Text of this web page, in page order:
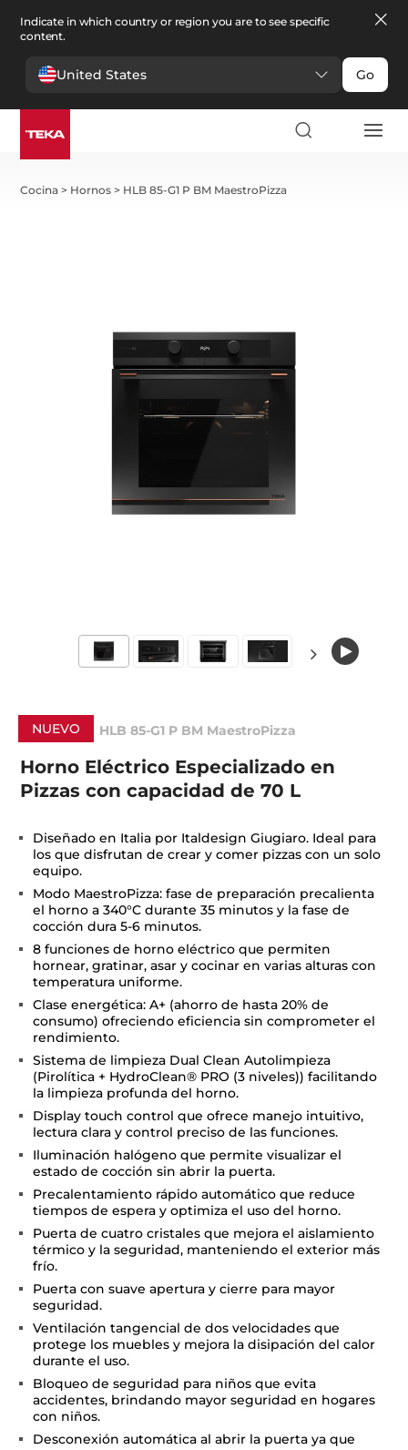
Indicate in which country or region you are to see specific
content.
United States Go
Cocina > Hornos > HLB 85-G1 P BM MaestroPizza
NUEVO HLB 85-G1 P BM MaestroPizza
Horno Eléctrico Especializado en
Pizzas con capacidad de 70 L
Diseñado en Italia por Italdesign Giugiaro. Ideal para
los que disfrutan de crear y comer pizzas con un solo
equipo.
Modo MaestroPizza: fase de preparación precalienta
el horno a 340°C durante 35 minutos y la fase de
cocción dura 5-6 minutos.
8 funciones de horno eléctrico que permiten
hornear, gratinar, asar y cocinar en varias alturas con
temperatura uniforme.
Clase energética: A+ (ahorro de hasta 20% de
consumo) ofreciendo eficiencia sin comprometer el
rendimiento.
Sistema de limpieza Dual Clean Autolimpieza
(Pirolítica + HydroClean® PRO (3 niveles)) facilitando
la limpieza profunda del horno.
Display touch control que ofrece manejo intuitivo,
lectura clara y control preciso de las funciones.
Iluminación halógeno que permite visualizar el
estado de cocción sin abrir la puerta.
Precalentamiento rápido automático que reduce
tiempos de espera y optimiza el uso del horno.
Puerta de cuatro cristales que mejora el aislamiento
térmico y la seguridad, manteniendo el exterior más
frío.
Puerta con suave apertura y cierre para mayor
seguridad.
Ventilación tangencial de dos velocidades que
protege los muebles y mejora la disipación del calor
durante el uso.
Bloqueo de seguridad para niños que evita
accidentes, brindando mayor seguridad en hogares
con niños.
Desconexión automática al abrir la puerta ya que